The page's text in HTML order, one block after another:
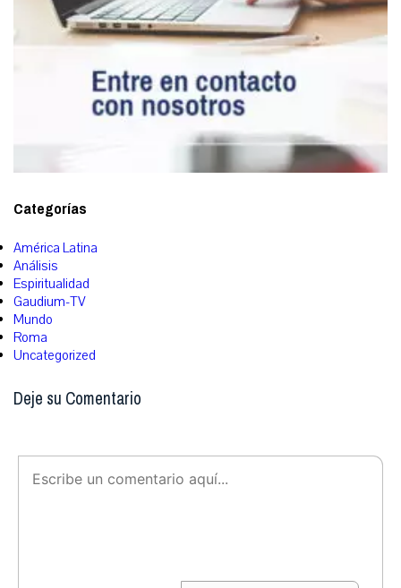
Categorías
América Latina
Análisis
Espiritualidad
Gaudium-TV
Mundo
Roma
Uncategorized
Deje su Comentario